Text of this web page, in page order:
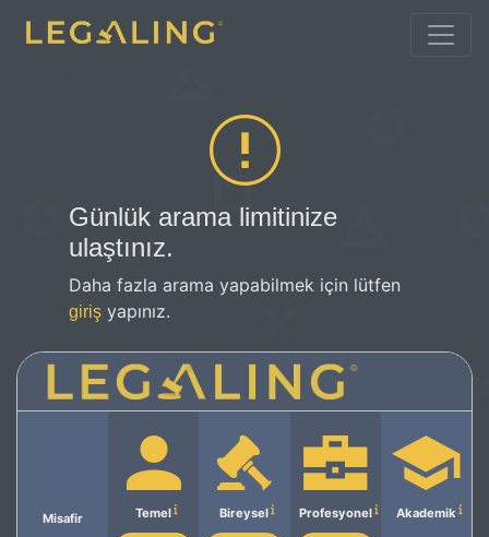
Günlük arama limitinize
ulaştınız.
Daha fazla arama yapabilmek için lütfen
giriş yapınız.
Misafir Temel Bireysel Profesyonel Akademik